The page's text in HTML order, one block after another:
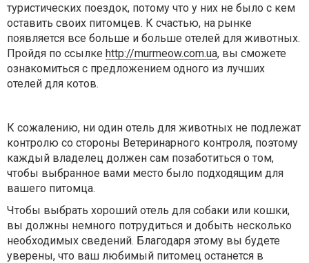
туристических поездок, потому что у них не было с кем
оставить своих питомцев. К счастью, на рынке
появляется все больше и больше отелей для животных.
Пройдя по ссылке http://murmeow.com.ua, вы сможете
ознакомиться с предложением одного из лучших
отелей для котов.
К сожалению, ни один отель для животных не подлежат
контролю со стороны Ветеринарного контроля, поэтому
каждый владелец должен сам позаботиться о том,
чтобы выбранное вами место было подходящим для
вашего питомца.
Чтобы выбрать хороший отель для собаки или кошки,
вы должны немного потрудиться и добыть несколько
необходимых сведений. Благодаря этому вы будете
уверены, что ваш любимый питомец останется в